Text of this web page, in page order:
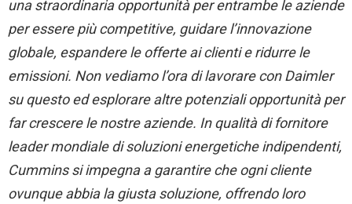
una straordinaria opportunità per entrambe le aziende
per essere più competitive, guidare l’innovazione
globale, espandere le offerte ai clienti e ridurre le
emissioni. Non vediamo l’ora di lavorare con Daimler
su questo ed esplorare altre potenziali opportunità per
far crescere le nostre aziende. In qualità di fornitore
leader mondiale di soluzioni energetiche indipendenti,
Cummins si impegna a garantire che ogni cliente
ovunque abbia la giusta soluzione, offrendo loro